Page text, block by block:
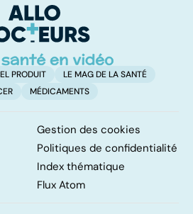
d'angine ?
PRODUIT
LE MAG DE LA SANTÉ
MÉDICAMENTS
Gestion des cookies
Politiques de confidentialité
Index thématique
Flux Atom